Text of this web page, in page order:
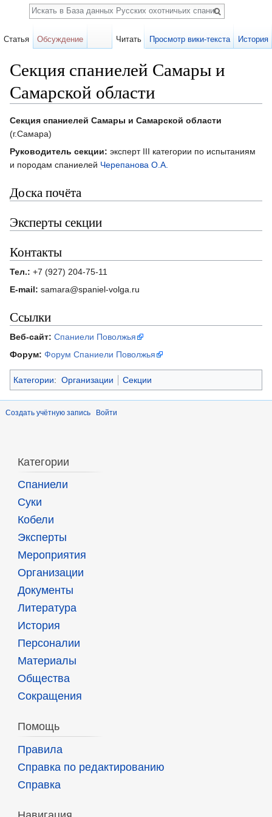
Секция спаниелей Самары и
Самарской области
Секция спаниелей Самары и Самарской области
(г.Самара)
Руководитель секции: эксперт III категории по испытаниям
и породам спаниелей Черепанова О.А.
Доска почёта
Эксперты секции
Контакты
Тел.: +7 (927) 204-75-11
E-mail: samara@spaniel-volga.ru
Ссылки
Веб-сайт: Спаниели Поволжья
Форум: Форум Спаниели Поволжья
Категории: Организации Секции
Создать учётную запись Войти
Статья Обсуждение Читать Просмотр вики-текста История
Поиск
Категории
Спаниели
Суки
Кобели
Эксперты
Мероприятия
Организации
Документы
Литература
История
Персоналии
Материалы
Общества
Сокращения
Помощь
Правила
Справка по редактированию
Справка